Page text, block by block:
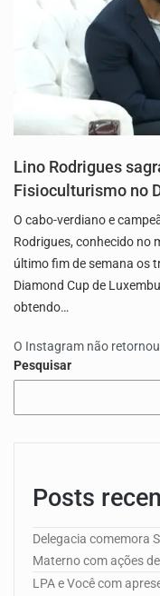
Lino Rodrigues
Fisioculturismo no
O cabo-verdiano e
Rodrigues, conhecido no
último fim de semana os
Diamond Cup de
obtendo…
O Instagram não
Pesquisar
Posts
Delegacia comemora
Materno com ações
LPA e Você com